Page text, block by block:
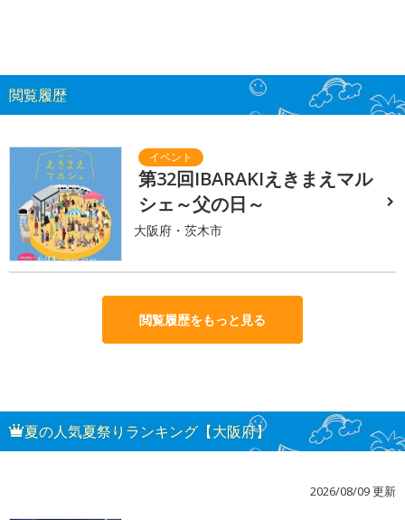
閲覧履歴
第32回IBARAKIえきまえマル
シェ～父の日～
大阪府・茨木市
閲覧履歴をもっと見る
夏の人気夏祭りランキング【大阪府】
2026/08/09 更新